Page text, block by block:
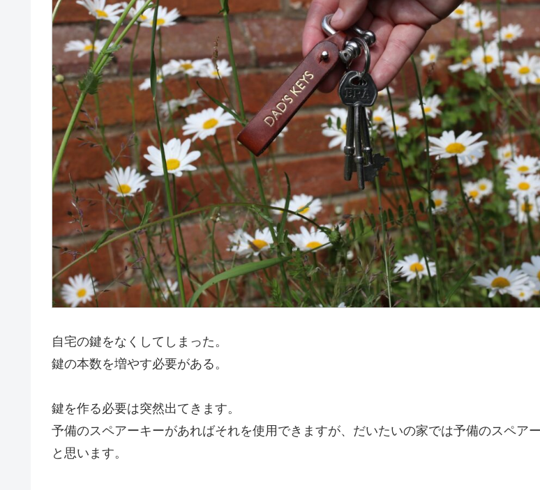
自宅の鍵をなくしてしまった。
鍵の本数を増やす必要がある。
鍵を作る必要は突然出てきます。
予備のスペアーキーがあればそれを使用できますが、だいたいの家では予備のスペア
と思います。